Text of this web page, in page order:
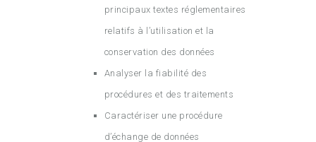
principaux textes réglementaires
relatifs à l’utilisation et la
conservation des données
Analyser la fiabilité des
procédures et des traitements
Caractériser une procédure
d’échange de données